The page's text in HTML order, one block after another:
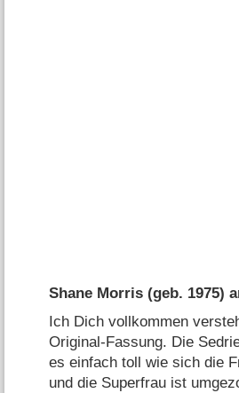
Shane Morris(geb. 1975)
Ich Dich vollkommen
Original-Fassung. Die
es einfach toll wie sich die
und die Superfrau ist